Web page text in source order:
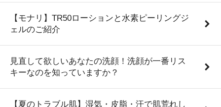
【モナリ】TR50ローションと水素ピーリングジ
ェルのご紹介
見直して欲しいあなたの洗顔！洗顔が一番リス
キーなのを知っていますか？
【夏のトラブル肌】湿気・皮脂・汗で肌荒れし